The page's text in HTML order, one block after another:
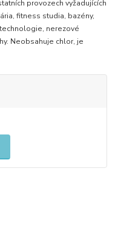
provozech vyžadujících
fitness studia, bazény,
nerezové
Neobsahuje chlor, je